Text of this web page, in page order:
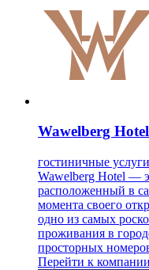
Wawelberg Hotel
гостиничные услуги
Wawelberg Hotel —
расположенный в
момента своего
одно из самых
проживания в
просторных
Перейти к